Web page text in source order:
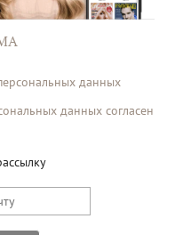
данных
данных согласен